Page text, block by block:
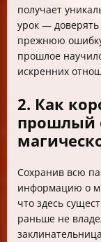
получает
урок —
прежнюю
прошлое
искренних
2. Как
прошлый
Сохранив всю
информацию о
что здесь
раньше не